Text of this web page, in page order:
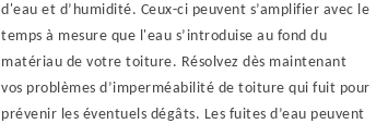
d'eau et d’humidité. Ceux-ci peuvent s’amplifier avec le
temps à mesure que l'eau s’introduise au fond du
matériau de votre toiture. Résolvez dès maintenant
vos problèmes d’imperméabilité de toiture qui fuit pour
prévenir les éventuels dégâts. Les fuites d’eau peuvent